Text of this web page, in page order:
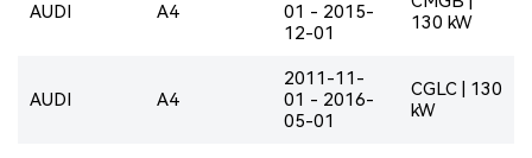
AUDI A4
01 - 2015-
12-01
130 kW
AUDI A4
2011-11-
01 - 2016-
05-01
CGLC | 130
kW